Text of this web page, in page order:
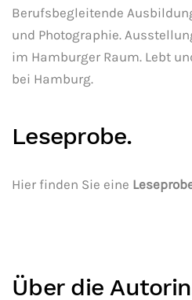
Berufsbegleitende
und Photographie.
im Hamburger Raum. Lebt
bei Hamburg.
Leseprobe.
Hier finden Sie eine
Über die